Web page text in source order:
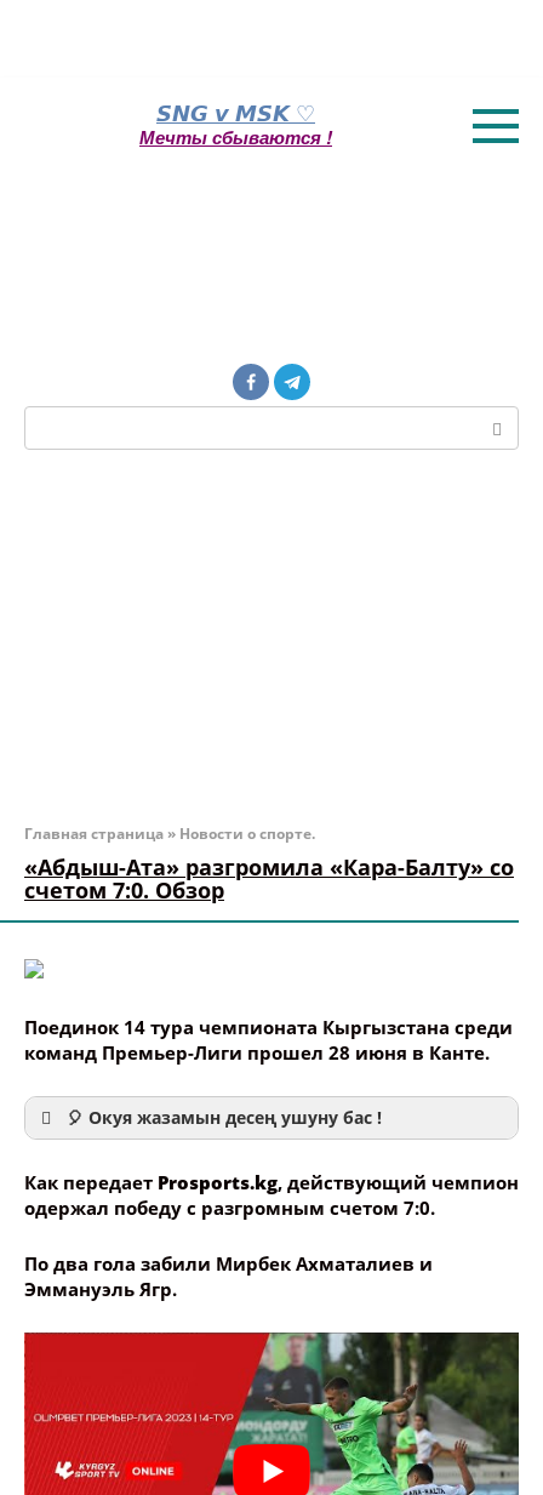
𝙎𝙉𝙂 𝙫 𝙈𝙎𝙆 ♡
Мечты сбываются !
Поиск:
Главная страница » Новости о спорте.
«Абдыш-Ата» разгромила «Кара-Балту» со
счетом 7:0. Обзор
Поединок 14 тура чемпионата Кыргызстана среди
команд Премьер-Лиги прошел 28 июня в Канте.
🎈 Окуя жазамын десең ушуну бас !
Ваше имя
Опубликовать контент
Как передает Prosports.kg, действующий чемпион
одержал победу с разгромным счетом 7:0.
По два гола забили Мирбек Ахматалиев и
Эммануэль Ягр.